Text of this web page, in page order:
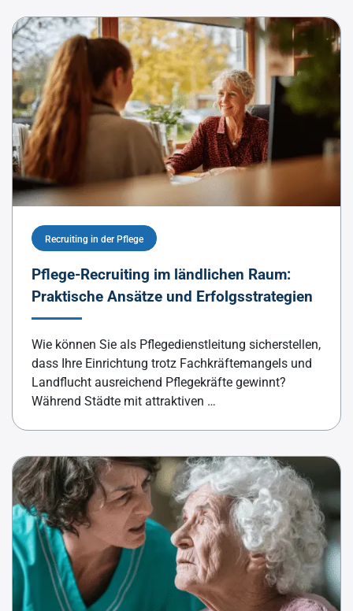
Recruiting in der Pflege
Pflege-Recruiting im ländlichen Raum:
Praktische Ansätze und Erfolgsstrategien
Wie können Sie als Pflegedienstleitung sicherstellen,
dass Ihre Einrichtung trotz Fachkräftemangels und
Landflucht ausreichend Pflegekräfte gewinnt?
Während Städte mit attraktiven …